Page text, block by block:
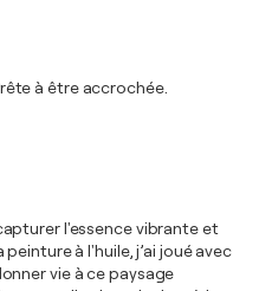
à être accrochée.
l'essence vibrante et
à l'huile, j’ai joué avec
vie à ce paysage